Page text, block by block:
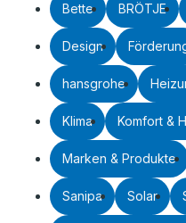
Bette BRÖTJE
Design
hansgrohe
Klima Komfort &
Marken & Produkte
Sanipa Solar